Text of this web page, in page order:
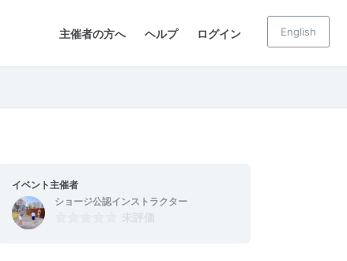
主催者の方へ ヘルプ ログイン English
イベント主催者
ショージ公認インストラクター